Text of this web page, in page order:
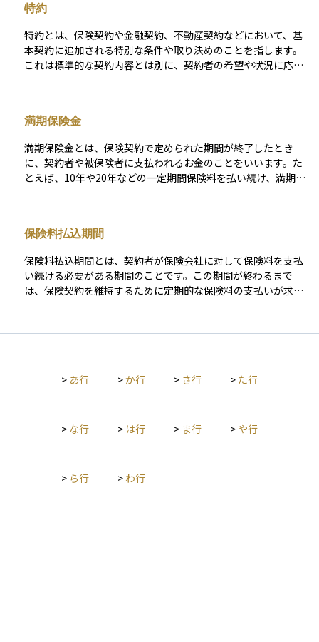
険など、それぞれの保険商品によって保険期間の長さや更新の
有無が異なるため、自分のライフプランや必要な保障に応じて
選ぶことが大切です。保険期間を正しく理解することで、保障
が必要なときに備えが切れているといった事態を防ぐことがで
きます。
特約
特約とは、保険契約や金融契約、不動産契約などにおいて、基
本契約に追加される特別な条件や取り決めのことを指します。
これは標準的な契約内容とは別に、契約者の希望や状況に応じ
可能にします。特約は自由度が高い反面、内容や適用条件が複
雑になることもあるため、契約時にはその内容を正確に理解し
ておくことが重要です。資産運用や保険設計においては、特約
の有無によって将来のリスク対応力やコスト負担が大きく変わ
る可能性があるため、戦略的に選ぶべき要素のひとつです。
満期保険金
満期保険金とは、保険契約で定められた期間が終了したとき
に、契約者や被保険者に支払われるお金のことをいいます。た
とえば、10年や20年などの一定期間保険料を払い続け、満期に
つという特徴があります。特に学資保険や養老保険などでよく
使われる仕組みです。
保険料払込期間
保険料払込期間とは、契約者が保険会社に対して保険料を支払
い続ける必要がある期間のことです。この期間が終わるまで
は、保険契約を維持するために定期的な保険料の支払いが求め
でで支払いを終えるタイプがあります。 有期払いの場合、払込
いほど、月々の保険料は高くなる傾向があります。保険を選ぶ
> あ行 >か行 > さ行 > た行
> な行 > は行 > ま行 > や行
> ら行 > わ行